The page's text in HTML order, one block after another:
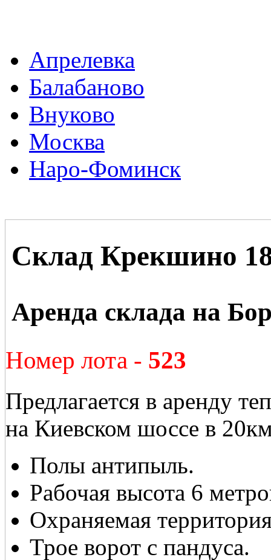
Апрелевка
Балабаново
Внуково
Москва
Наро-Фоминск
Склад Крекшино
Аренда склада на
Номер лота - 523
Предлагается в аренду
на Киевском шоссе в
Полы антипыль.
Рабочая высота 6
Охраняемая
Трое ворот c пандуса.